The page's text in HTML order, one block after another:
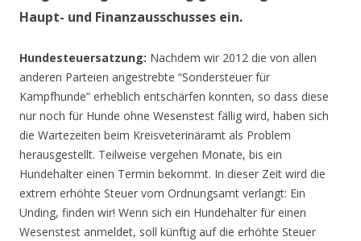
Haupt- und Finanzausschusses ein.
Hundesteuersatzung: Nachdem wir 2012 die von allen
anderen Parteien angestrebte “Sondersteuer für
Kampfhunde” erheblich entschärfen konnten, so dass diese
nur noch für Hunde ohne Wesenstest fällig wird, haben sich
die Wartezeiten beim Kreisveterinäramt als Problem
herausgestellt. Teilweise vergehen Monate, bis ein
Hundehalter einen Termin bekommt. In dieser Zeit wird die
extrem erhöhte Steuer vom Ordnungsamt verlangt: Ein
Unding, finden wir! Wenn sich ein Hundehalter für einen
Wesenstest anmeldet, soll künftig auf die erhöhte Steuer